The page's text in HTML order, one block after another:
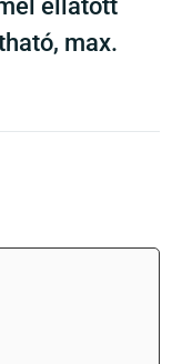
ellátott
max.